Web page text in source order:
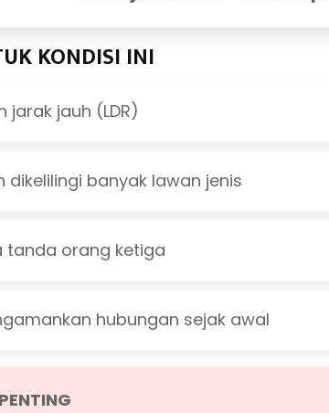
KONDISI INI
jarak jauh (LDR)
dikelilingi banyak lawan jenis
tanda orang ketiga
hubungan sejak awal